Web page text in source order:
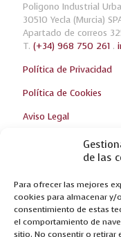
de las
Para ofrecer las mejores
cookies para almacenar y/
consentimiento de estas
el comportamiento de
sitio. No consentir o retirar
Poligono Industrial
30510 Yecla (Murcia)
Apartado de correos
T. (+34) 968 750 261 .
Política de Privacidad
Política de Cookies
Aviso Legal
Ultimas Noticias
¡TE ESPERAMOS
NUEVAS